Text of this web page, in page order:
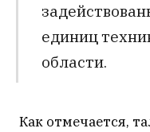
единиц
области.
Как отмечается,